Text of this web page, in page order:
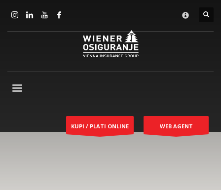
KUPI / PLATI ONLINE WEB AGENT